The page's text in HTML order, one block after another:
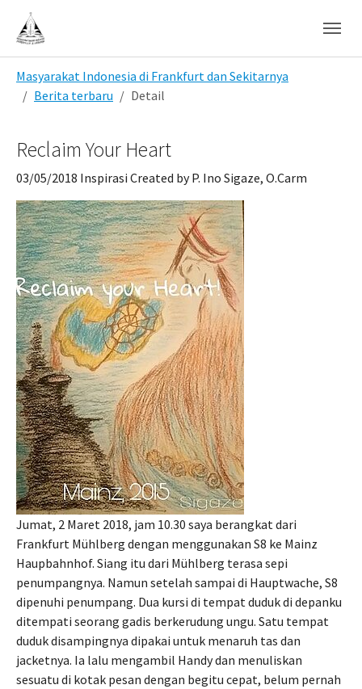
Skip to main navigation
Skip to main content
Skip to page footer
Masyarakat Indonesia di Frankfurt dan Sekitarnya
Berita terbaru
Detail
Reclaim Your Heart
03/05/2018 Inspirasi Created byP. Ino Sigaze, O.Carm
Jumat, 2 Maret 2018, jam 10.30 saya berangkat dari
Frankfurt Mühlberg dengan menggunakan S8 ke Mainz
Haupbahnhof. Siang itu dari Mühlberg terasa sepi
penumpangnya. Namun setelah sampai di Hauptwache, S8
dipenuhi penumpang. Dua kursi di tempat duduk di depanku
ditempati seorang gadis berkerudung ungu. Satu tempat
duduk disampingnya dipakai untuk menaruh tas dan
jacketnya. Ia lalu mengambil Handy dan menuliskan
sesuatu di kotak pesan dengan begitu cepat, belum pernah